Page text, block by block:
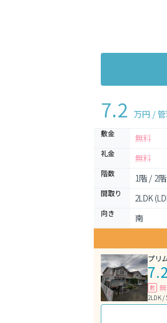
7.2 万円 /
敷金 無料
礼金 無料
階数 1階 / 2
間取り 2LDK
向き
南
プリ
7.2
敷
2LDK /